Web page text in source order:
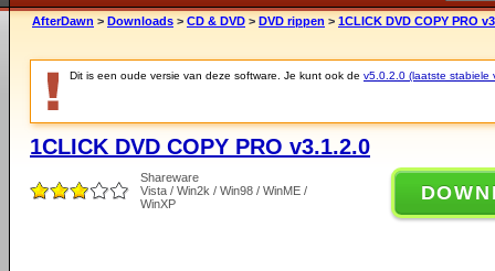
AfterDawn > Downloads > CD & DVD > DVD rippen > 1CLICK DVD COPY PRO
Dit is een oude versie van deze software. Je kunt ook de v5.0.2.0 (laatste stabiele
1CLICK DVD COPY PRO v3.1.2.0
Shareware
Vista / Win2k / Win98 / WinME /
WinXP